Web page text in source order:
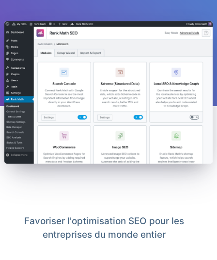
Favoriser l'optimisation SEO pour les
entreprises du monde entier